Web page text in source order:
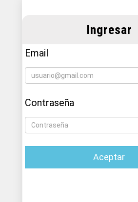
Ingresar
Email
Contraseña
Aceptar